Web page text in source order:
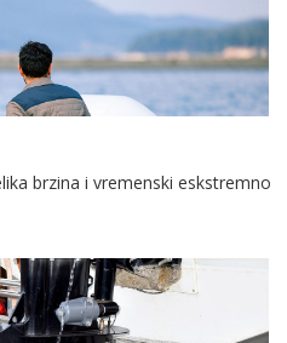
brzina i vremenski eskstremno